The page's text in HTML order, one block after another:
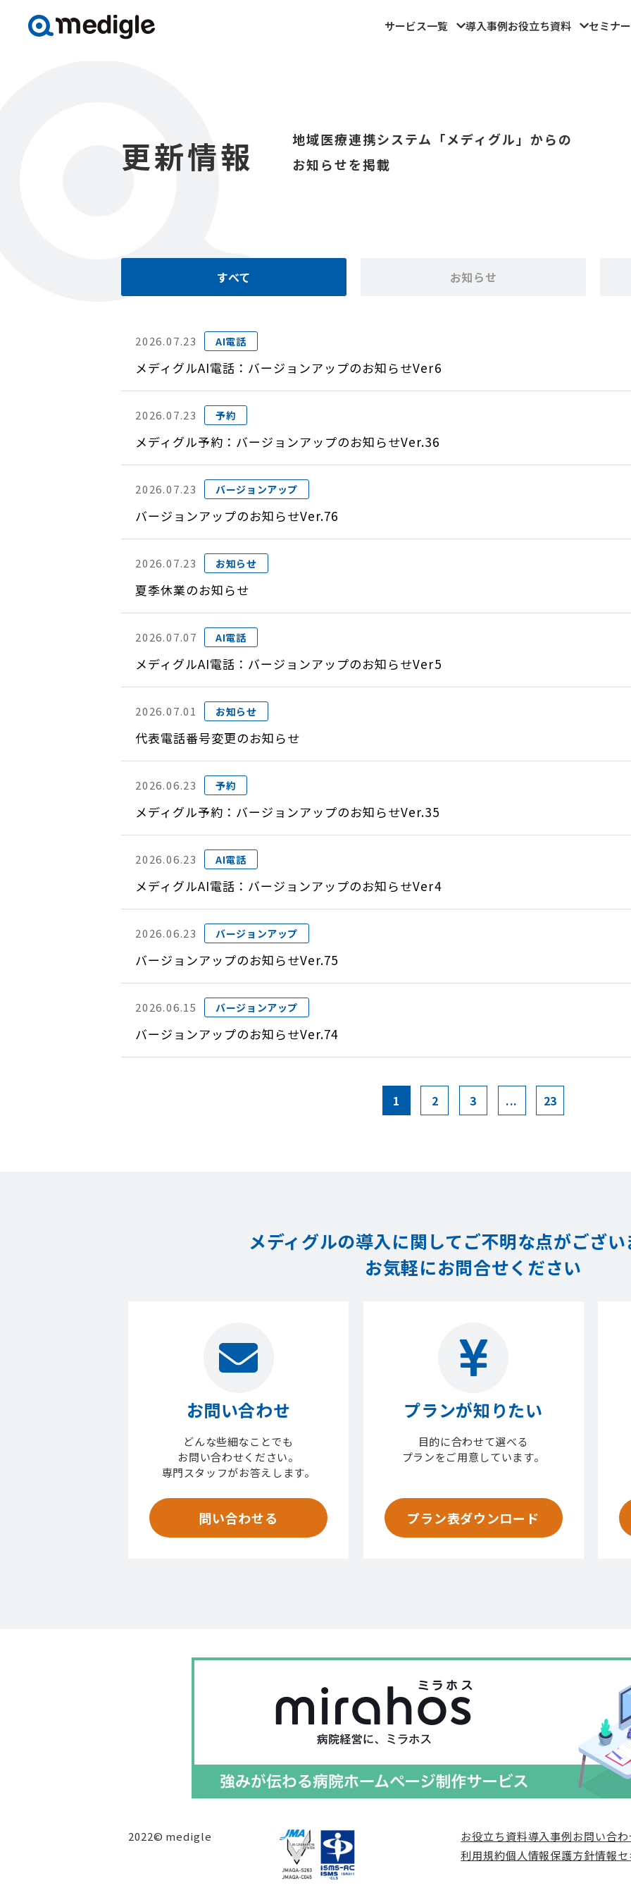
サービス一覧 導入事例お役立ち資料 セミナ
更新情報
地域医療連携システム「メディグル」からの
お知らせを掲載
すべて お知らせ
2026.07.23 AI電話
メディグルAI電話：バージョンアップのお知らせVer6
2026.07.23 予約
メディグル予約：バージョンアップのお知らせVer.36
2026.07.23 バージョンアップ
バージョンアップのお知らせVer.76
2026.07.23 お知らせ
夏季休業のお知らせ
2026.07.07 AI電話
メディグルAI電話：バージョンアップのお知らせVer5
2026.07.01 お知らせ
代表電話番号変更のお知らせ
2026.06.23 予約
メディグル予約：バージョンアップのお知らせVer.35
2026.06.23 AI電話
メディグルAI電話：バージョンアップのお知らせVer4
2026.06.23 バージョンアップ
バージョンアップのお知らせVer.75
2026.06.15 バージョンアップ
バージョンアップのお知らせVer.74
1 2 3 ... 23
メディグルの導入に関してご不明な点がござ
お気軽にお問合せください
お問い合わせ
どんな些細なことでも
お問い合わせください。
専門スタッフがお答えします。
問い合わせる
プランが知りたい
目的に合わせて選べる
プランをご用意しています。
プラン表ダウンロード
2022© medigle お役立ち資料導入事例お問い合
利用規約個人情報保護方針情報